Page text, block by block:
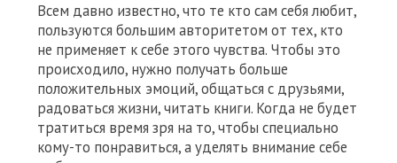
Всем давно известно, что те кто сам себя любит,
пользуются большим авторитетом от тех, кто
не применяет к себе этого чувства. Чтобы это
происходило, нужно получать больше
положительных эмоций, общаться с друзьями,
радоваться жизни, читать книги. Когда не будет
тратиться время зря на то, чтобы специально
кому-то понравиться, а уделять внимание себе